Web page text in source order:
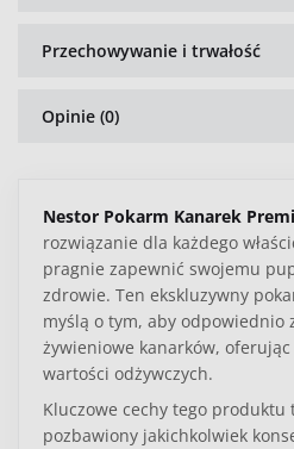
Przechowywanie i trwałość
Opinie (0)
Nestor Pokarm Kanarek
rozwiązanie dla każdego
pragnie zapewnić swojemu
zdrowie. Ten ekskluzywny
myślą o tym, aby odpowiednio
żywieniowe kanarków,
wartości odżywczych.
Kluczowe cechy tego produktu
pozbawiony jakichkolwiek